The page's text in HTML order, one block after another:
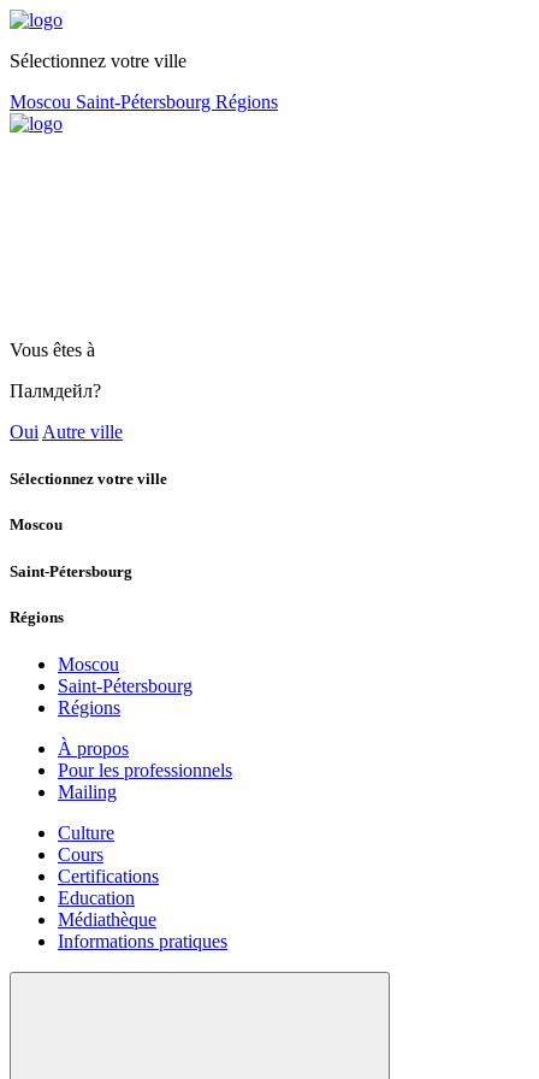
Sélectionnez votre ville
Moscou Saint-Pétersbourg Régions
Vous êtes à
Палмдейл?
Oui Autre ville
Sélectionnez votre ville
Moscou
Saint-Pétersbourg
Régions
Moscou
Saint-Pétersbourg
Régions
À propos
Pour les professionnels
Mailing
Culture
Cours
Certifications
Education
Médiathèque
Informations pratiques